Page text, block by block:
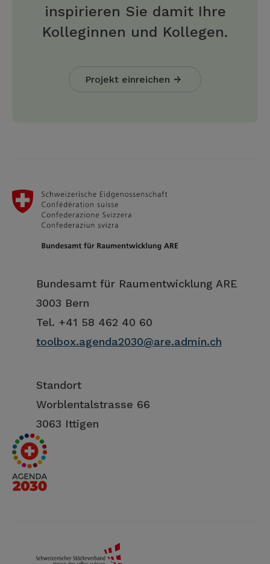
inspirieren Sie damit Ihre
Kolleginnen und Kollegen.
Projekt einreichen
Bundesamt für Raumentwicklung ARE
3003 Bern
Tel. +41 58 462 40 60
toolbox.agenda2030@are.admin.ch
Standort
Worblentalstrasse 66
3063 Ittigen